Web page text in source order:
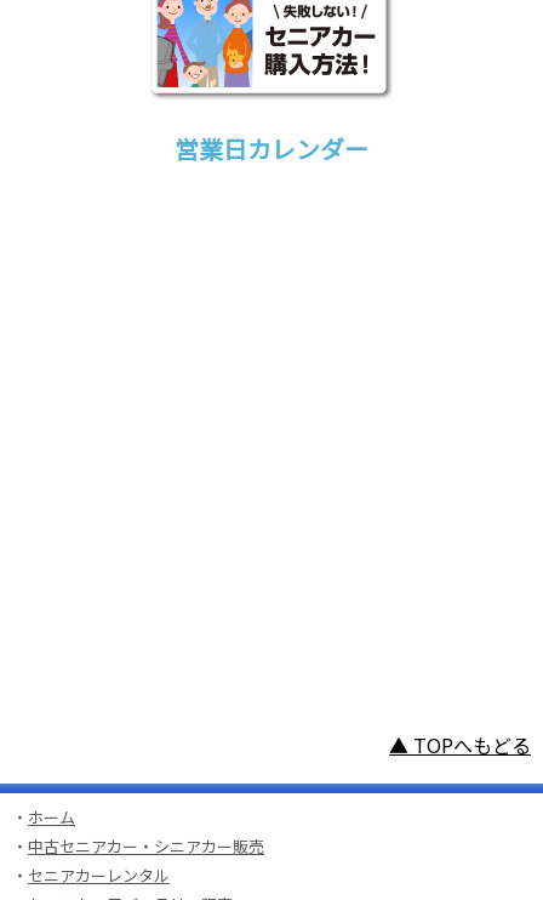
営業日カレンダー
▲ TOPへもどる
・ ホーム
・ 中古セニアカー・シニアカー販売
・ セニアカーレンタル